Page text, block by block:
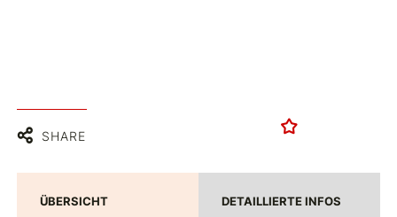
SHARE
ÜBERSICHT DETAILLIERTE INFOS